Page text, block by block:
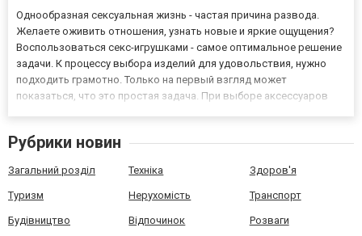
Однообразная сексуальная жизнь - частая причина развода.
Желаете оживить отношения, узнать новые и яркие ощущения?
Воспользоваться секс-игрушками - самое оптимальное решение
задачи. К процессу выбора изделий для удовольствия, нужно
подходить грамотно. Только на первый взгляд может
показаться, что это простая задача. При выборе аксессуаров
Се...
Рубрики новин
Загальний розділ Техніка Здоров'я
Туризм Нерухомість Транспорт
Будівництво Відпочинок Розваги